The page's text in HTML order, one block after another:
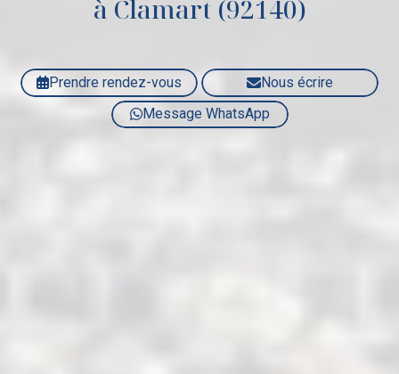
à Clamart (92140)
Prendre rendez-vous
Nous écrire
Message WhatsApp